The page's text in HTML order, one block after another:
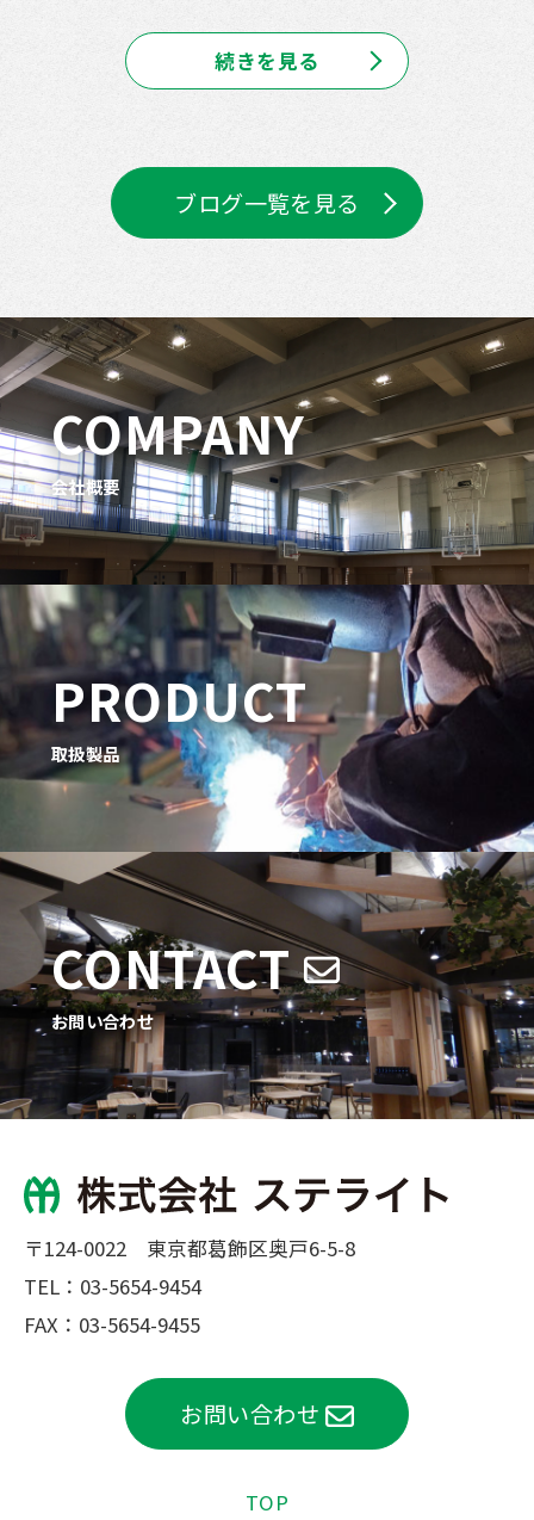
続きを見る
ブログ一覧を見る
COMPANY
会社概要
PRODUCT
取扱製品
CONTACT
お問い合わせ
〒124-0022 東京都葛飾区奥戸6-5-8
TEL： 03-5654-9454
FAX：03-5654-9455
お問い合わせ
TOP